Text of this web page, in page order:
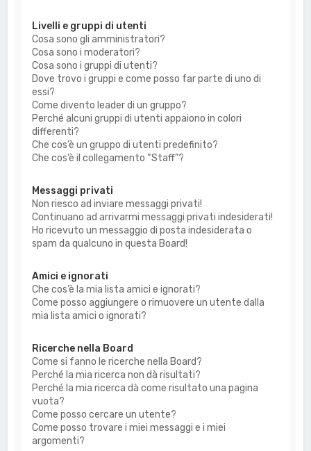
Livelli e gruppi di utenti
Cosa sono gli amministratori?
Cosa sono i moderatori?
Cosa sono i gruppi di utenti?
Dove trovo i gruppi e come posso far parte di uno di
essi?
Come divento leader di un gruppo?
Perché alcuni gruppi di utenti appaiono in colori
differenti?
Che cos’è un gruppo di utenti predefinito?
Che cos’è il collegamento “Staff”?
Messaggi privati
Non riesco ad inviare messaggi privati!
Continuano ad arrivarmi messaggi privati indesiderati!
Ho ricevuto un messaggio di posta indesiderata o
spam da qualcuno in questa Board!
Amici e ignorati
Che cos’è la mia lista amici e ignorati?
Come posso aggiungere o rimuovere un utente dalla
mia lista amici o ignorati?
Ricerche nella Board
Come si fanno le ricerche nella Board?
Perché la mia ricerca non dà risultati?
Perché la mia ricerca dà come risultato una pagina
vuota?
Come posso cercare un utente?
Come posso trovare i miei messaggi e i miei
argomenti?